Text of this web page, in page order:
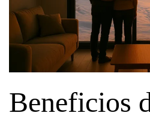
Beneficios